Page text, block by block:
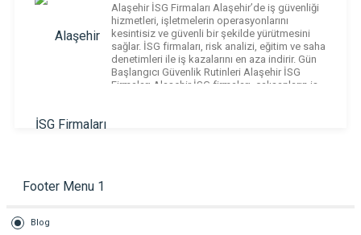
Alaşehir İSG Firmaları Alaşehir’de iş güvenliği
hizmetleri, işletmelerin operasyonlarını
kesintisiz ve güvenli bir şekilde yürütmesini
sağlar. İSG firmaları, risk analizi, eğitim ve saha
denetimleri ile iş kazalarını en aza indirir. Gün
Başlangıcı Güvenlik Rutinleri Alaşehir İSG
Firmaları Alaşehir İSG firmaları, çalışanların iş
Footer Menu 1
Blog